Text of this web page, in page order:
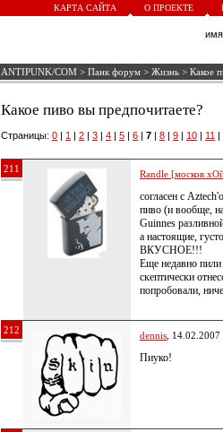
КАРТА САЙТА О ПРОЕКТЕ
ANTIPUNK/COM > Панк форум > Жизнь > Какое
Какое пиво вы предпочитаете?
Страницы: 0 | 1 | 2 | 3 | 4 | 5 | 6 | 7 | 8 | 9 | 10 | 11 |
211 Randle [москов
согласен с
пиво (и вообще,
Guinnes
а настоящие,
ВКУСНОЕ!!!
Еще недавно пили
скептически
попробовали,
212 dennis ,
Пиуко!